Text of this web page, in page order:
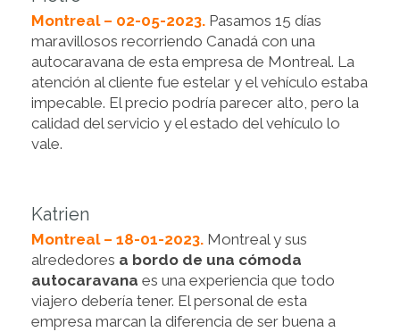
Montreal – 02-05-2023. Pasamos 15 días
maravillosos recorriendo Canadá con una
autocaravana de esta empresa de Montreal. La
atención al cliente fue estelar y el vehículo estaba
impecable. El precio podría parecer alto, pero la
calidad del servicio y el estado del vehículo lo
vale.
Katrien
Montreal – 18-01-2023. Montreal y sus
alrededores a bordo de una cómoda
autocaravana es una experiencia que todo
viajero debería tener. El personal de esta
empresa marcan la diferencia de ser buena a